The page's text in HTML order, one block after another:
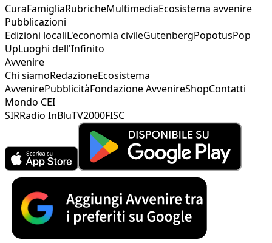
CuraFamigliaRubricheMultimediaEcosistema avvenire
Pubblicazioni
Edizioni localiL'economia civileGutenbergPopotusPop
UpLuoghi dell'Infinito
Avvenire
Chi siamoRedazioneEcosistema
AvvenirePubblicitàFondazione AvvenireShopContatti
Mondo CEI
SIRRadio InBluTV2000FISC